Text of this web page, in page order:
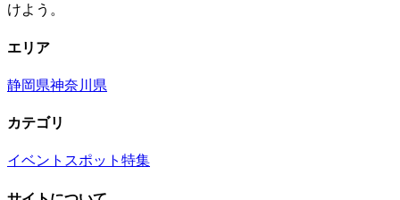
けよう。
エリア
静岡県神奈川県
カテゴリ
イベント スポット 特集